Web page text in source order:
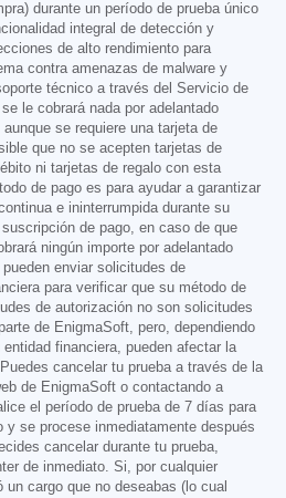
durante un período de prueba único
integral de detección y
de alto rendimiento para
contra amenazas de malware y
técnico a través del Servicio de
le cobrará nada por adelantado
se requiere una tarjeta de
que no se acepten tarjetas de
ni tarjetas de regalo con esta
de pago es para ayudar a garantizar
e ininterrumpida durante su
de pago, en caso de que
ningún importe por adelantado
enviar solicitudes de
para verificar que su método de
de autorización no son solicitudes
de EnigmaSoft, pero, dependiendo
financiera, pueden afectar la
cancelar tu prueba a través de la
de EnigmaSoft o contactando a
el período de prueba de 7 días para
y se procese inmediatamente después
cancelar durante tu prueba,
de inmediato. Si, por cualquier
cargo que no deseabas (lo cual